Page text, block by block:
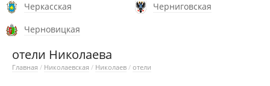
Черкасская
Черниговская
Черновицкая
отели Николаева
Главная / Николаевская / Николаев / отели